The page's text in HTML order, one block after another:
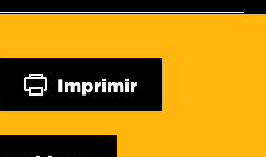
Imprimir